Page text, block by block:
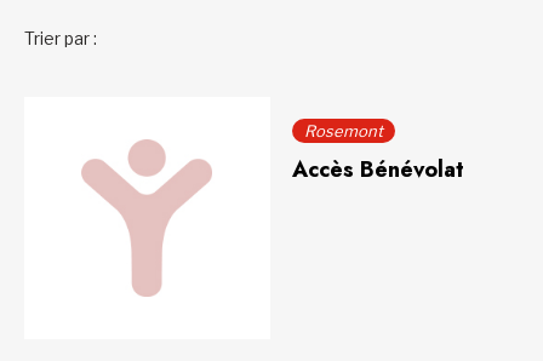
Trier par :
Rosemont
Accès Bénévolat